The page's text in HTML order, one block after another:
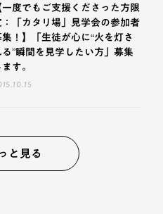
【一度でもご支援くださった方限
：「カタリ場」見学会の参加者
！】「生徒が心に“火を灯さ
る”瞬間を見学したい方」募集
す。
と見る